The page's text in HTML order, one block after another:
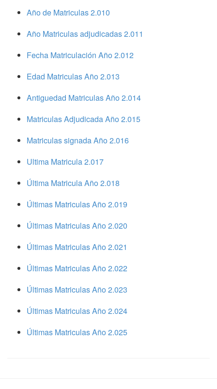
Año de Matriculas 2.010
Año Matriculas adjudicadas 2.011
Fecha Matriculación Año 2.012
Edad Matriculas Año 2.013
Antiguedad Matriculas Año 2.014
Matriculas Adjudicada Año 2.015
Matriculas signada Año 2.016
Ultima Matricula 2.017
Última Matricula Año 2.018
Últimas Matriculas Año 2.019
Últimas Matriculas Año 2.020
Últimas Matriculas Año 2.021
Últimas Matriculas Año 2.022
Últimas Matriculas Año 2.023
Últimas Matriculas Año 2.024
Últimas Matriculas Año 2.025